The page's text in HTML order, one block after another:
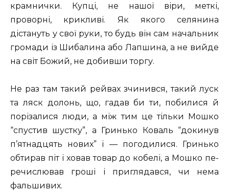
крамнички. Купці, не нашої віри, меткі,
проворні, крикливі. Як якого селянина
дістануть у свої руки, то будь він сам начальник
громади із Шибалина або Лапшина, а не вийде
на світ Божий, не добивши торгу.
Не раз там такий рейвах зчинився, такий луск
та ляск долонь, що, гадав би ти, побилися й
порізалися люди, а між тим це тільки Мошко
“спустив шустку”, а Гринько Коваль “докинув
п’ятнадцять нових” і — погодилися. Гринько
обтирав піт і ховав товар до кобелі, а Мошко пе-
речислював гроші і приглядався, чи нема
фальшивих.